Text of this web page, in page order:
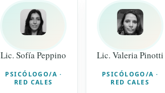
Lic. Sofía Peppino
PSICÓLOGO/A ·
RED CALES
Lic. Valeria Pinotti
PSICÓLOGO/A ·
RED CALES